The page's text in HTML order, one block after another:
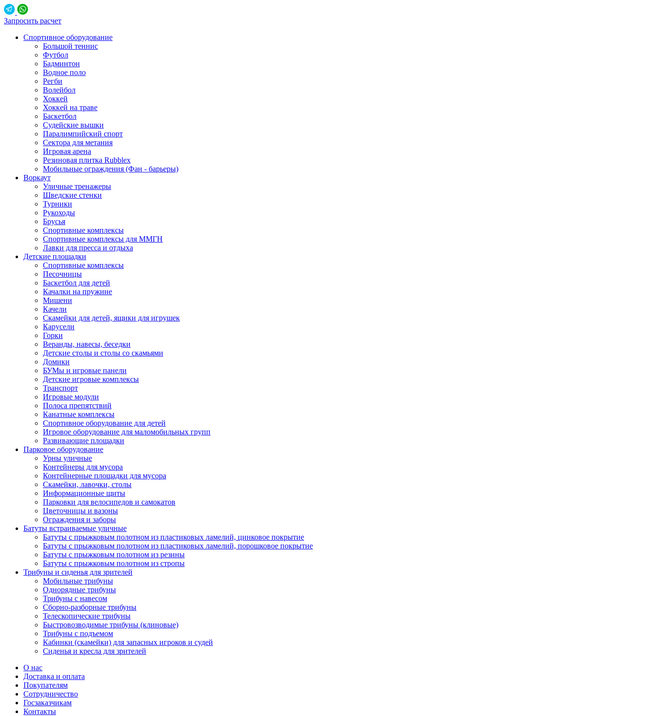
Запросить расчет
Спортивное оборудование
Большой теннис
Футбол
Бадминтон
Водное поло
Регби
Волейбол
Хоккей
Хоккей на траве
Баскетбол
Судейские вышки
Паралимпийский спорт
Сектора для метания
Игровая арена
Резиновая плитка Rubblex
Мобильные ограждения (Фан - барьеры)
Воркаут
Уличные тренажеры
Шведские стенки
Турники
Рукоходы
Брусья
Спортивные комплексы
Спортивные комплексы для ММГН
Лавки для пресса и отдыха
Детские площадки
Спортивные комплексы
Песочницы
Баскетбол для детей
Качалки на пружине
Мишени
Качели
Скамейки для детей, ящики для игрушек
Карусели
Горки
Веранды, навесы, беседки
Детские столы и столы со скамьями
Домики
БУМы и игровые панели
Детские игровые комплексы
Транспорт
Игровые модули
Полоса препятствий
Канатные комплексы
Спортивное оборудование для детей
Игровое оборудование для маломобильных групп
Развивающие площадки
Парковое оборудование
Урны уличные
Контейнеры для мусора
Контейнерные площадки для мусора
Скамейки, лавочки, столы
Информационные щиты
Парковки для велосипедов и самокатов
Цветочницы и вазоны
Ограждения и заборы
Батуты встраиваемые уличные
Батуты с прыжковым полотном из пластиковых ламелий, цинковое покрытие
Батуты с прыжковым полотном из пластиковых ламелий, порошковое покрытие
Батуты с прыжковым полотном из резины
Батуты с прыжковым полотном из стропы
Трибуны и сиденья для зрителей
Мобильные трибуны
Однорядные трибуны
Трибуны с навесом
Сборно-разборные трибуны
Телескопические трибуны
Быстровозводимые трибуны (клиновые)
Трибуны с подъемом
Кабинки (скамейки) для запасных игроков и судей
Сиденья и кресла для зрителей
О нас
Доставка и оплата
Покупателям
Сотрудничество
Госзаказчикам
Контакты